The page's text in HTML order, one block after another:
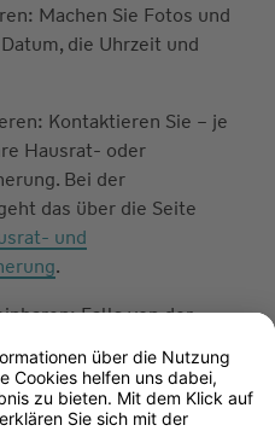
Machen Sie Fotos und
die Uhrzeit und
Kontaktieren Sie – je
Hausrat- oder
Bei der
das über die Seite
und
.
Falls von der
des Schadens.